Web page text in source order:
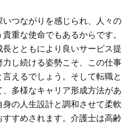
つながりを感じられ、人々の
重な使命でもあるからです。
とともにより良いサービス提
し続ける姿勢こそ、この仕事
えるでしょう。そして転職と
多様なキャリア形成方法があ
の人生設計と調和させて柔軟
すめされます。介護士は高齢